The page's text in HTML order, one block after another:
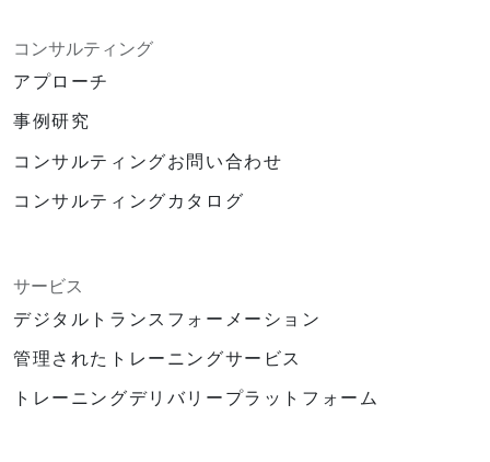
コンサルティング
アプローチ
事例研究
コンサルティングお問い合わせ
コンサルティングカタログ
サービス
デジタルトランスフォーメーション
管理されたトレーニングサービス
トレーニングデリバリープラットフォーム